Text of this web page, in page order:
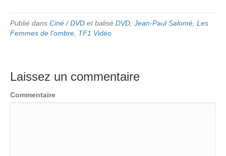
Publié dans Ciné / DVD et balisé DVD Jean-Paul Salomé Les
Femmes de l'ombre TF1 Vidéo
Laissez un commentaire
Commentaire